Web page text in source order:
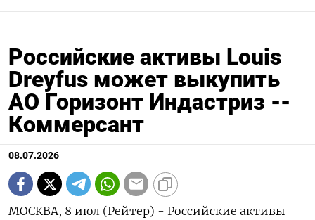
Российские активы Louis
Dreyfus может выкупить
АО Горизонт Индастриз --
Коммерсант
08.07.2026
МОСКВА, 8 июл (Рейтер) - Российские активы